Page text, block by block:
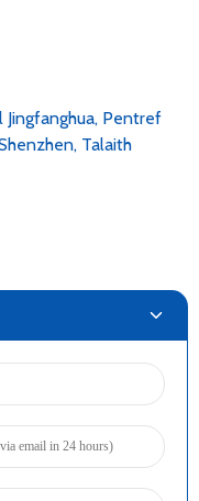
Jingfanghua, Pentref
Talaith